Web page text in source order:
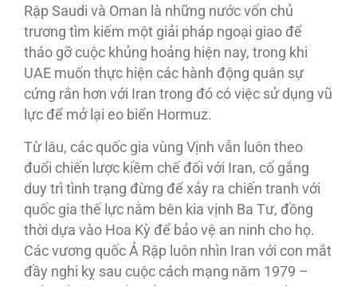
Rập Saudi và Oman là những nước vốn chủ
trương tìm kiếm một giải pháp ngoại giao để
tháo gỡ cuộc khủng hoảng hiện nay, trong khi
UAE muốn thực hiện các hành động quân sự
cứng rắn hơn với Iran trong đó có việc sử dụng vũ
lực để mở lại eo biển Hormuz.
Từ lâu, các quốc gia vùng Vịnh vẫn luôn theo
đuổi chiến lược kiềm chế đối với Iran, cố gắng
duy trì tình trạng đừng để xảy ra chiến tranh với
quốc gia thế lực nằm bên kia vịnh Ba Tư, đồng
thời dựa vào Hoa Kỳ để bảo vệ an ninh cho họ.
Các vương quốc Ả Rập luôn nhìn Iran với con mắt
đầy nghi kỵ sau cuộc cách mạng năm 1979 –